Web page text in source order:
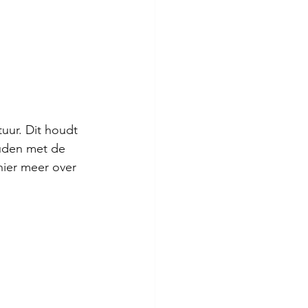
Dit houdt
met de
meer over